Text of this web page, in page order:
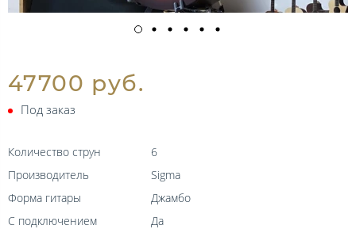
47700 руб.
Под заказ
Количество струн
6
Производитель
Sigma
Форма гитары
Джамбо
С подключением
Да